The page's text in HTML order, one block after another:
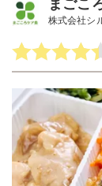
まごこ
株式会社シ